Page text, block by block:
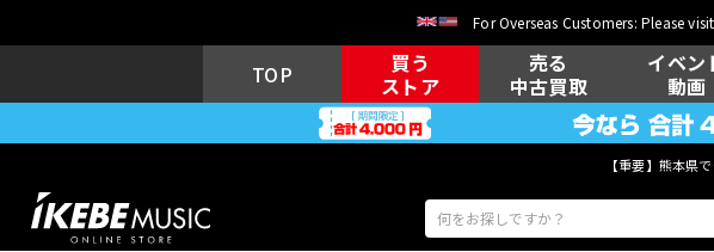
For Overseas Customers: Please
TOP
買う
ストア
売る
中古買取
イベン
動画
【重要】熊本県